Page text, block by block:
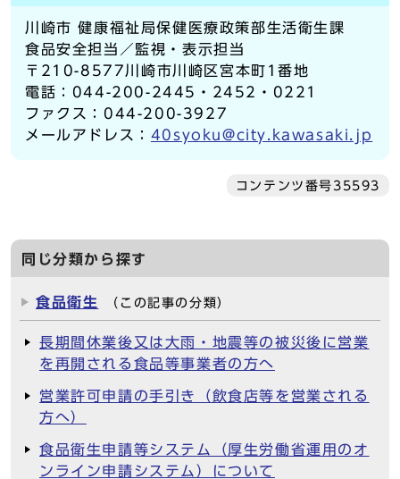
川崎市 健康福祉局保健医療政策部生活衛生課
食品安全担当／監視・表示担当
〒210-8577川崎市川崎区宮本町1番地
電話：044-200-2445・2452・0221
ファクス：044-200-3927
メールアドレス： 40syoku@city.kawasaki.jp
コンテンツ番号35593
同じ分類から探す
食品衛生 （この記事の分類）
長期間休業後又は大雨・地震等の被災後に営業
を再開される食品等事業者の方へ
営業許可申請の手引き（飲食店等を営業される
方へ）
食品衛生申請等システム（厚生労働省運用のオ
ンライン申請システム）について